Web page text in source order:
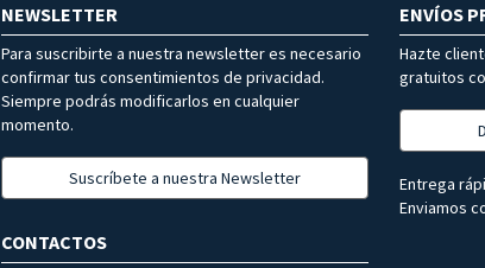
NEWSLETTER
Para suscribirte a nuestra newsletter es necesario
confirmar tus consentimientos de privacidad.
Siempre podrás modificarlos en cualquier
momento.
Suscríbete a nuestra Newsletter
ENVÍOS
Hazte
gratuitos
Entrega
Enviamos
CONTACTOS